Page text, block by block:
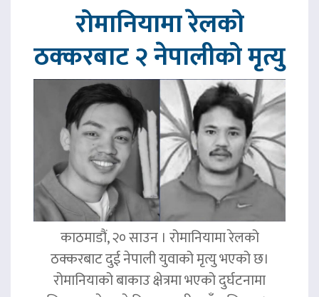
रोमानियामा रेलको
ठक्करबाट २ नेपालीको मृत्यु
काठमाडौं, २० साउन । रोमानियामा रेलको
ठक्करबाट दुई नेपाली युवाको मृत्यु भएको छ।
रोमानियाको बाकाउ क्षेत्रमा भएको दुर्घटनामा